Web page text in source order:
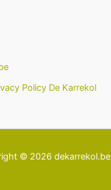
Policy De Karrekol
© 2026 dekarrekol.be